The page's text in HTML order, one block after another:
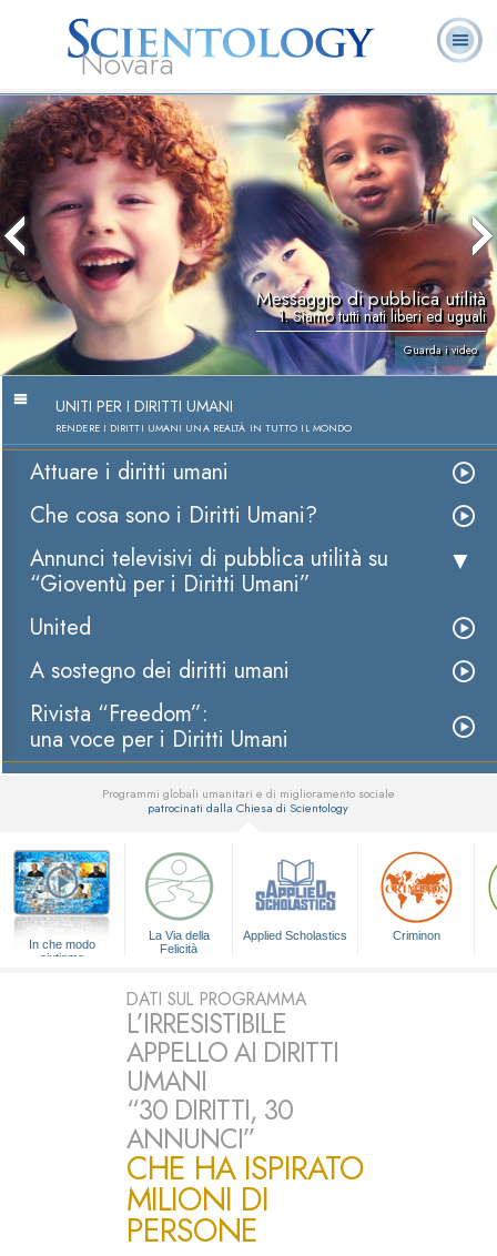
Novara
L. Ron Hubbard:
Fondatore
Che cos’è
Scientology?
Ministri
Volontari
Domande
ricorrenti
Libri
Messaggio di pubblica utilità
1. Siamo tutti nati liberi ed uguali
Guarda i video
UNITI PER I DIRITTI UMANI
RENDERE I DIRITTI UMANI UNA REALTÀ IN TUTTO IL MONDO
Attuare i diritti umani
Che cosa sono i Diritti Umani?
Annunci televisivi di pubblica utilità su
“Gioventù per i Diritti Umani”
United
A sostegno dei diritti umani
Rivista “Freedom”:
una voce per i Diritti Umani
Programmi globali umanitari e di miglioramento sociale
patrocinati dalla Chiesa di Scientology
In che modo
aiutiamo
La Via della
Felicità
Applied Scholastics Criminon
DATI SUL PROGRAMMA
L’IRRESISTIBILE
APPELLO AI DIRITTI
UMANI
“30 DIRITTI, 30
ANNUNCI”
CHE HA ISPIRATO
MILIONI DI
PERSONE